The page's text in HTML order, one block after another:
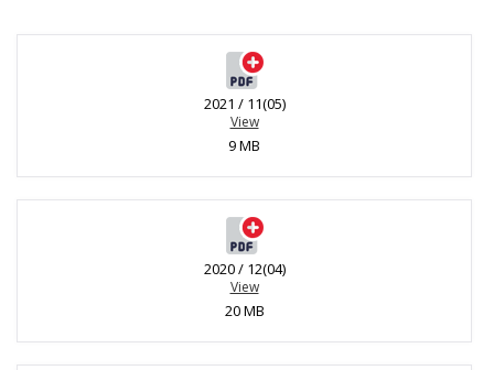
2021 / 11(05)
View
9 MB
2020 / 12(04)
View
20 MB